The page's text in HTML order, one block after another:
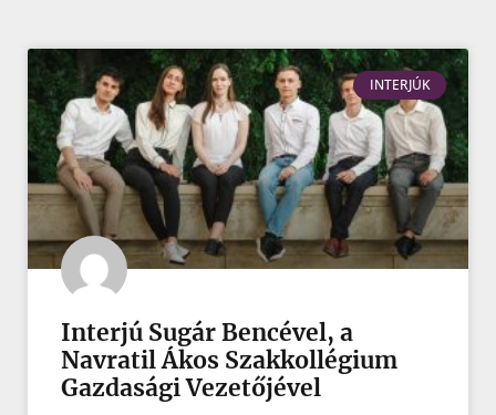
INTERJÚK
Interjú Sugár Bencével, a
Navratil Ákos Szakkollégium
Gazdasági Vezetőjével